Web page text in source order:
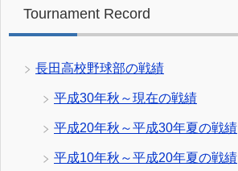
Tournament Record
長田高校野球部の戦績
平成30年秋～現在の戦績
平成20年秋～平成30年夏の戦績
平成10年秋～平成20年夏の戦績